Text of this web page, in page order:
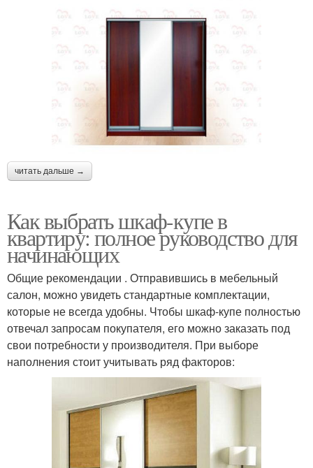
читать дальше →
Как выбрать шкаф-купе в
квартиру: полное руководство для
начинающих
Общие рекомендации . Отправившись в мебельный
салон, можно увидеть стандартные комплектации,
которые не всегда удобны. Чтобы шкаф-купе полностью
отвечал запросам покупателя, его можно заказать под
свои потребности у производителя. При выборе
наполнения стоит учитывать ряд факторов: